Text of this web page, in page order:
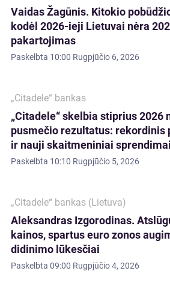
Vaidas Žagūnis. Kitokio
kodėl 2026-ieji Lietuvai nėra
pakartojimas
Paskelbta 10:00 Rugpjūčio 6, 2026
„Citadele“ bankas
„Citadele“ skelbia stiprius 2026
pusmečio rezultatus: rekordinis
ir nauji skaitmeniniai
Paskelbta 10:10 Rugpjūčio 5, 2026
„Citadele“ bankas (Lietuva)
Aleksandras Izgorodinas.
kainos, spartus euro zonos
didinimo lūkesčiai
Paskelbta 09:00 Rugpjūčio 4, 2026